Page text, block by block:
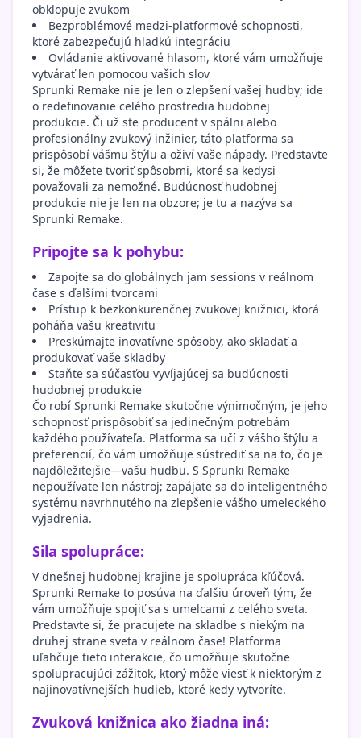
obklopuje zvukom
Bezproblémové medzi-platformové schopnosti,
ktoré zabezpečujú hladkú integráciu
Ovládanie aktivované hlasom, ktoré vám umožňuje
vytvárať len pomocou vašich slov
Sprunki Remake nie je len o zlepšení vašej hudby; ide
o redefinovanie celého prostredia hudobnej
produkcie. Či už ste producent v spálni alebo
profesionálny zvukový inžinier, táto platforma sa
prispôsobí vášmu štýlu a oživí vaše nápady. Predstavte
si, že môžete tvoriť spôsobmi, ktoré sa kedysi
považovali za nemožné. Budúcnosť hudobnej
produkcie nie je len na obzore; je tu a nazýva sa
Sprunki Remake.
Pripojte sa k pohybu:
Zapojte sa do globálnych jam sessions v reálnom
čase s ďalšími tvorcami
Prístup k bezkonkurenčnej zvukovej knižnici, ktorá
poháňa vašu kreativitu
Preskúmajte inovatívne spôsoby, ako skladať a
produkovať vaše skladby
Staňte sa súčasťou vyvíjajúcej sa budúcnosti
hudobnej produkcie
Čo robí Sprunki Remake skutočne výnimočným, je jeho
schopnosť prispôsobiť sa jedinečným potrebám
každého používateľa. Platforma sa učí z vášho štýlu a
preferencií, čo vám umožňuje sústrediť sa na to, čo je
najdôležitejšie—vašu hudbu. S Sprunki Remake
nepoužívate len nástroj; zapájate sa do inteligentného
systému navrhnutého na zlepšenie vášho umeleckého
vyjadrenia.
Sila spolupráce:
V dnešnej hudobnej krajine je spolupráca kľúčová.
Sprunki Remake to posúva na ďalšiu úroveň tým, že
vám umožňuje spojiť sa s umelcami z celého sveta.
Predstavte si, že pracujete na skladbe s niekým na
druhej strane sveta v reálnom čase! Platforma
uľahčuje tieto interakcie, čo umožňuje skutočne
spolupracujúci zážitok, ktorý môže viesť k niektorým z
najinovatívnejších hudieb, ktoré kedy vytvoríte.
Zvuková knižnica ako žiadna iná: